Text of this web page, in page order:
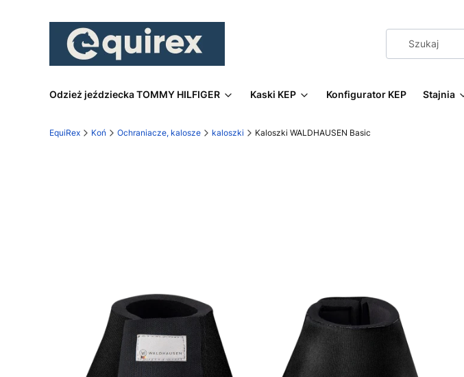
Odzież jeździecka TOMMY HILFIGER Kaski KEP Konfigurator KEP Stajnia
EquiRex Koń Ochraniacze, kalosze kaloszki Kaloszki WALDHAUSEN Basic